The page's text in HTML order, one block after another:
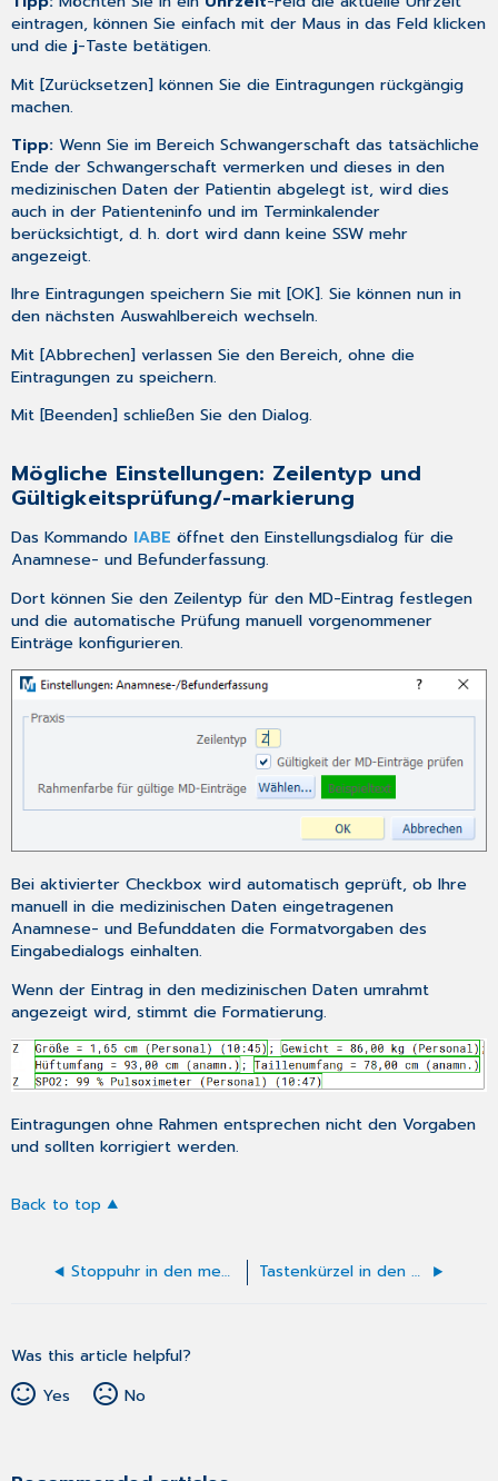
eintragen, können Sie einfach mit der Maus in das Feld klicken
und die j-Taste betätigen.
Mit [Zurücksetzen] können Sie die Eintragungen rückgängig
machen.
Tipp:Wenn Sie im Bereich Schwangerschaft das tatsächliche
Ende der Schwangerschaft vermerken und dieses in den
medizinischen Daten der Patientin abgelegt ist, wird dies
auch in derPatienteninfo und im Terminkalender
berücksichtigt, d. h. dort wird dann keine SSW mehr
angezeigt.
Ihre Eintragungen speichern Sie mit [OK]. Sie können nun in
den nächsten Auswahlbereich wechseln.
Mit [Abbrechen] verlassen Sie den Bereich, ohne die
Eintragungen zu speichern.
Mit [Beenden] schließen Sie den Dialog.
Mögliche Einstellungen: Zeilentyp und
Gültigkeitsprüfung/-markierung
Das Kommando IABE öffnet denEinstellungsdialog für die
Anamnese- und Befunderfassung.
Dort können Sie den Zeilentyp für den MD-Eintrag festlegen
und die automatische Prüfung manuell vorgenommener
Einträge konfigurieren.
Bei aktivierter Checkbox wird automatisch geprüft, ob Ihre
manuell in die medizinischen Daten eingetragenen
Anamnese- und Befunddaten die Formatvorgaben des
Eingabedialogs einhalten.
Wenn der Eintrag in den medizinischen Daten umrahmt
angezeigt wird, stimmt die Formatierung.
Eintragungen ohne Rahmen entsprechen nicht den Vorgaben
und sollten korrigiert werden.
Back to top
Stoppuhr in den medizinischen Daten Tastenkürzel in den medizinischen Daten
Was this article helpful?
Yes
No